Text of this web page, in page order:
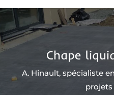
Chape
A. Hinault, spécialiste
projets